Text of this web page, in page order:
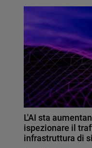
L'AI sta
ispezionare il
infrastruttura di